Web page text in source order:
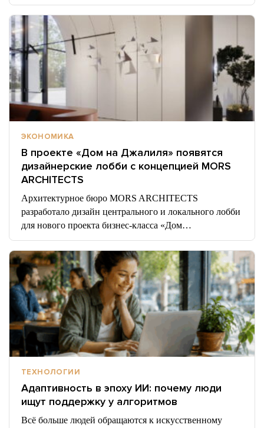
ЭКОНОМИКА
В проекте «Дом на Джалиля» появятся
дизайнерские лобби с концепцией MORS
ARCHITECTS
Архитектурное бюро MORS ARCHITECTS
разработало дизайн центрального и локального лобби
для нового проекта бизнес-класса «Дом…
ТЕХНОЛОГИИ
Адаптивность в эпоху ИИ: почему люди
ищут поддержку у алгоритмов
Всё больше людей обращаются к искусственному